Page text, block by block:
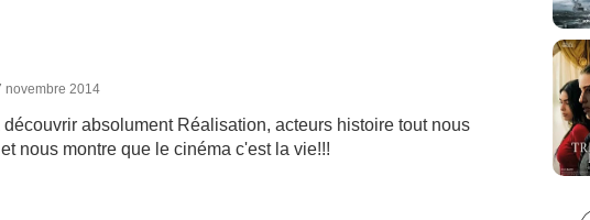
novembre 2014
absolument Réalisation, acteurs histoire tout nous
nous montre que le cinéma c'est la vie!!!